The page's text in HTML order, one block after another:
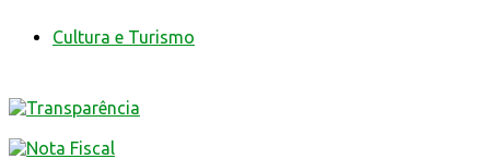
Cultura e Turismo